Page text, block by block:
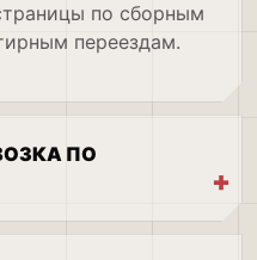
по сборным
переездам.
ПО